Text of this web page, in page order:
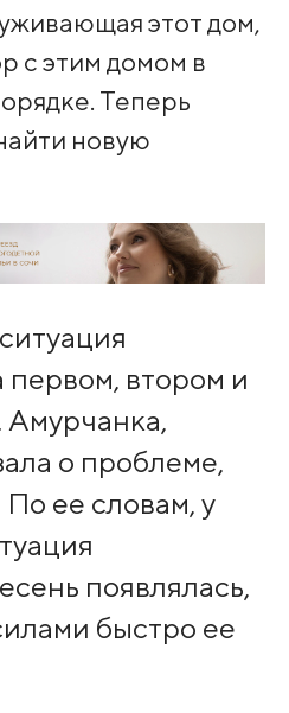
этот дом,
с этим домом в
Теперь
новую
втором и
Амурчанка,
о проблеме,
ее словам, у
появлялась,
быстро ее